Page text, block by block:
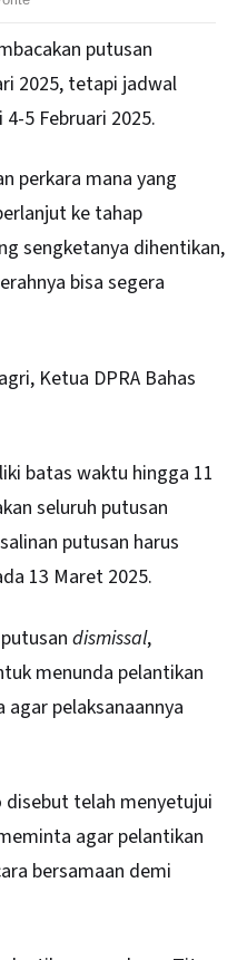
putusan
2025, tetapi jadwal
5 Februari 2025.
perkara mana yang
ke tahap
sengketanya dihentikan,
bisa segera
Ketua DPRA Bahas
batas waktu hingga 11
seluruh putusan
putusan harus
13 Maret 2025.
dismissal,
menunda pelantikan
pelaksanaannya
disebut telah menyetujui
agar pelantikan
bersamaan demi